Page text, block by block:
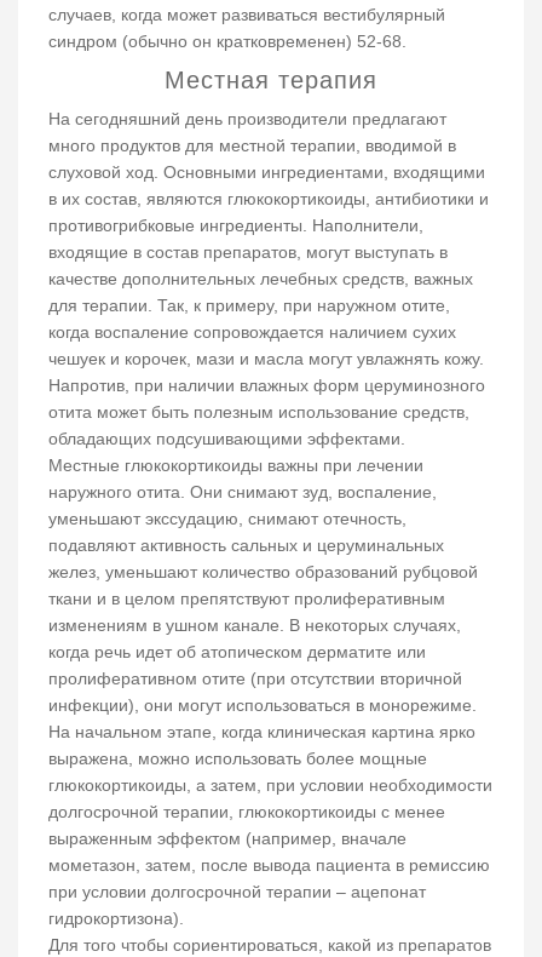
случаев, когда может развиваться вестибулярный
синдром (обычно он кратковременен) 52-68.
Местная терапия
На сегодняшний день производители предлагают
много продуктов для местной терапии, вводимой в
слуховой ход. Основными ингредиентами, входящими
в их состав, являются глюкокортикоиды, антибиотики и
противогрибковые ингредиенты. Наполнители,
входящие в состав препаратов, могут выступать в
качестве дополнительных лечебных средств, важных
для терапии. Так, к примеру, при наружном отите,
когда воспаление сопровождается наличием сухих
чешуек и корочек, мази и масла могут увлажнять кожу.
Напротив, при наличии влажных форм церуминозного
отита может быть полезным использование средств,
обладающих подсушивающими эффектами.
Местные глюкокортикоиды важны при лечении
наружного отита. Они снимают зуд, воспаление,
уменьшают экссудацию, снимают отечность,
подавляют активность сальных и церуминальных
желез, уменьшают количество образований рубцовой
ткани и в целом препятствуют пролиферативным
изменениям в ушном канале. В некоторых случаях,
когда речь идет об атопическом дерматите или
пролиферативном отите (при отсутствии вторичной
инфекции), они могут использоваться в монорежиме.
На начальном этапе, когда клиническая картина ярко
выражена, можно использовать более мощные
глюкокортикоиды, а затем, при условии необходимости
долгосрочной терапии, глюкокортикоиды с менее
выраженным эффектом (например, вначале
мометазон, затем, после вывода пациента в ремиссию
при условии долгосрочной терапии – ацепонат
гидрокортизона).
Для того чтобы сориентироваться, какой из препаратов